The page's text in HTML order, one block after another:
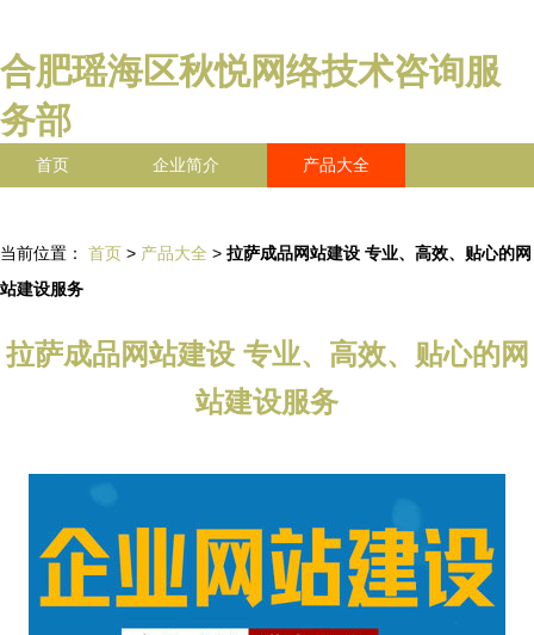
合肥瑶海区秋悦网络技术咨询服
务部
首页 企业简介 产品大全
当前位置： 首页 > 产品大全 > 拉萨成品网站建设 专业、高效、贴心的网
站建设服务
拉萨成品网站建设 专业、高效、贴心的网
站建设服务